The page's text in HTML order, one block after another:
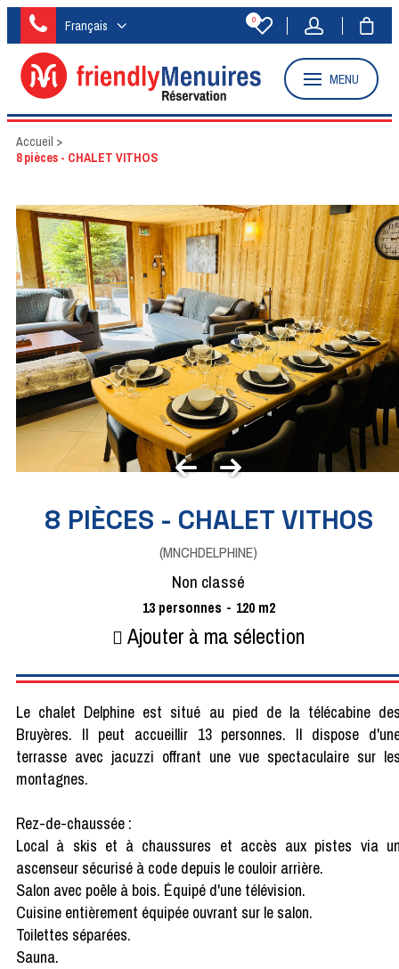
Français 0
MENU
Accueil >
8 pièces - CHALET VITHOS
8 PIÈCES - CHALET VITHOS
(MNCHDELPHINE)
Non classé
13 personnes 120 m2
Ajouter à ma sélection
Le chalet Delphine est situé au pied de la télécabine
Bruyères. Il peut accueillir 13 personnes. Il dispose
terrasse avec jacuzzi offrant une vue spectaculaire sur
montagnes.
Rez-de-chaussée :
Local à skis et à chaussures et accès aux pistes via
ascenseur sécurisé à code depuis le couloir arrière.
Salon avec poêle à bois. Équipé d'une télévision.
Cuisine entièrement équipée ouvrant sur le salon.
Toilettes séparées.
Sauna.